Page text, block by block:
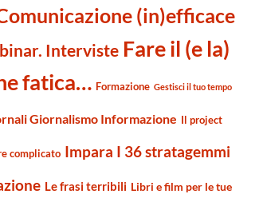
(in)efficace
Interviste Fare il (e la)
fatica… Formazione Gestisci il tuo tempo
Giornalismo Informazione Il project
complicato Impara I 36 stratagemmi
Le frasi terribili Libri e film per le tue